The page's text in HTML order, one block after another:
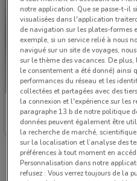
Prolians
Valable jusqu'au 31/12 6.6 km
Magasins de Services à
notre application. Que se passe-t-il
visualisées dans l'application
de navigation sur les plates-formes
exemple, si un service relié à nous
navigué sur un site de voyages,
sur le thème des vacances. De
le consentement a été donné) ainsi
performances du réseau et les
collectées et partagées avec des
la connexion et l'expérience sur les
paragraphe 13.b de notre politique
données peuvent également être
la recherche de marché,
sur la localisation et l’analyse des
préférences à tout moment en
Personnalisation dans notre
refusez : Vous verrez toujours de la